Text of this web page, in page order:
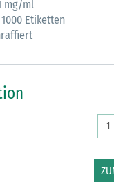
mg/ml
Etiketten